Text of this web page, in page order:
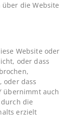
die Website
Website oder
oder dass
oder dass
übernimmt auch
die
erzielt